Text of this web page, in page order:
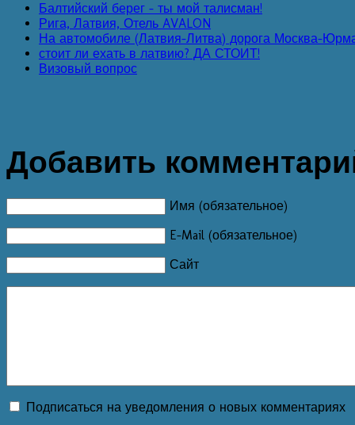
Балтийский берег - ты мой талисман!
Рига, Латвия, Отель AVALON
На автомобиле (Латвия-Литва) дорога Москва-
стоит ли ехать в латвию? ДА СТОИТ!
Визовый вопрос
Добавить
Имя (обязательное)
E-Mail (обязательное)
Сайт
Подписаться на уведомления о новых комментариях